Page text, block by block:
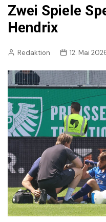
Zwei Spiele
Hendrix
Redaktion 12. Mai